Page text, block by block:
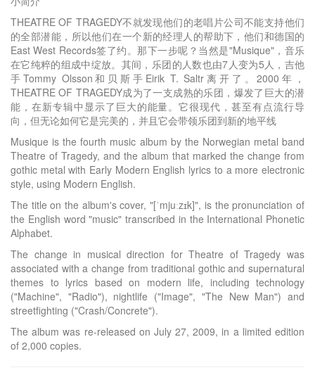
THEATRE OF TRAGEDY不就发现他们的老唱片公司不能支持他们
的全部潜能，所以他们在一个新的经理人的帮助下，他们和德国的
East West Records签了约。那下一步呢？当然是"Musique"，音乐
在它纯粹的组成中绽放。其间，乐团的人数也由7人变为5人，吉他
手Tommy Olsson和贝斯手Eirik T. Saltr离开了。2000年，
THEATRE OF TRAGEDY成为了一支成熟的乐团，爆发了巨大的潜
能，在新专辑中显示了巨大的能量。它很现代，甚至有点流行导
向，但无论如何它是完美的，并且它会带领乐团到新的地平线
Musique is the fourth music album by the Norwegian metal band
Theatre of Tragedy, and the album that marked the change from
gothic metal with Early Modern English lyrics to a more electronic
style, using Modern English.
The title on the album's cover, "[ˈmjuːzɪk]", is the pronunciation of
the English word "music" transcribed in the International Phonetic
Alphabet.
The change in musical direction for Theatre of Tragedy was
associated with a change from traditional gothic and supernatural
themes to lyrics based on modern life, including technology
("Machine", "Radio"), nightlife ("Image", "The New Man") and
streetfighting ("Crash/Concrete").
The album was re-released on July 27, 2009, in a limited edition
of 2,000 copies.